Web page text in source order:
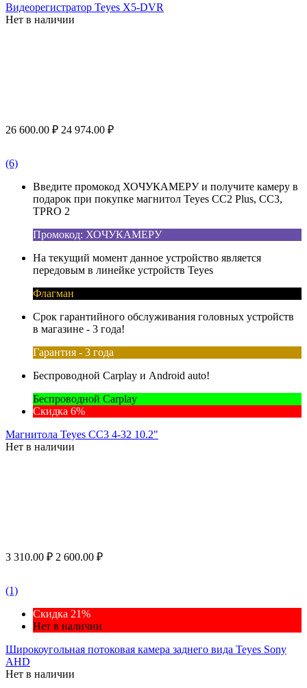
Видеорегистратор Teyes X5-DVR
Нет в наличии
26 600.00 ₽ 24 974.00 ₽
(6)
Введите промокод ХОЧУКАМЕРУ и получите камеру в
подарок при покупке магнитол Teyes CC2 Plus, CC3,
TPRO 2
Промокод: ХОЧУКАМЕРУ
На текущий момент данное устройство является
передовым в линейке устройств Teyes
Флагман
Срок гарантийного обслуживания головных устройств
в магазине - 3 года!
Гарантия - 3 года
Беспроводной Carplay и Android auto!
Беспроводной Carplay
Скидка 6%
Магнитола Teyes CC3 4-32 10.2"
Нет в наличии
3 310.00 ₽ 2 600.00 ₽
(1)
Скидка 21%
Нет в наличии
Широкоугольная потоковая камера заднего вида Teyes Sony
AHD
Нет в наличии